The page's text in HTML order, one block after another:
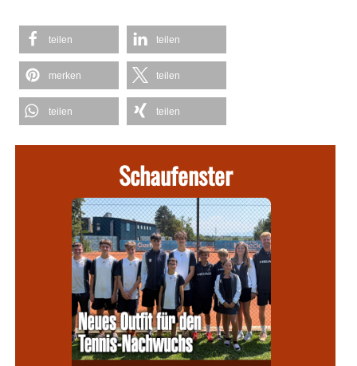
teilen teilen
merken teilen
teilen teilen
Schaufenster